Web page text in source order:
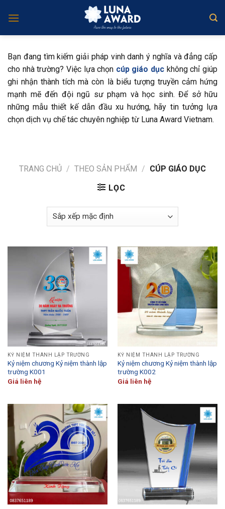
Bạn đang tìm kiếm giải pháp vinh danh ý nghĩa và đẳng cấp
cho nhà trường? Việc lựa chọn cúp giáo dục không chỉ giúp
ghi nhận thành tích mà còn là biểu tượng truyền cảm hứng
mạnh mẽ đến đội ngũ sư phạm và học sinh. Để sở hữu
những mẫu thiết kế dẫn đầu xu hướng, hãy tin tưởng lựa
chọn dịch vụ chế tác chuyên nghiệp từ Luna Award Vietnam.
TRANG CHỦ / THEO SẢN PHẨM / CÚP GIÁO DỤC
LỌC
KỶ NIỆM THÀNH LẬP TRƯỜNG
Kỷ niệm chương Kỷ niệm thành lập
trường K001
Giá liên hệ
KỶ NIỆM THÀNH LẬP TRƯỜNG
Kỷ niệm chương Kỷ niệm thành lập
trường K002
Giá liên hệ